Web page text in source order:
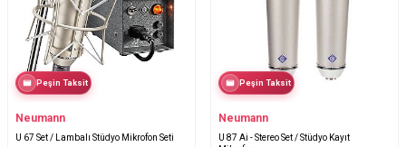
Peşin Taksit
Neumann
U 67 Set / Lambalı Stüdyo Mikrofon Seti
Peşin Taksit
Neumann
U 87 Ai - Stereo Set / Stüdyo Kayıt